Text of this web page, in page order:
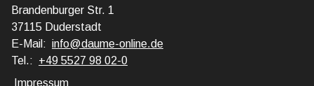
Brandenburger Str. 1
37115 Duderstadt
E-Mail: info@daume-online.de
Tel.: +49 5527 98 02-0
Impressum